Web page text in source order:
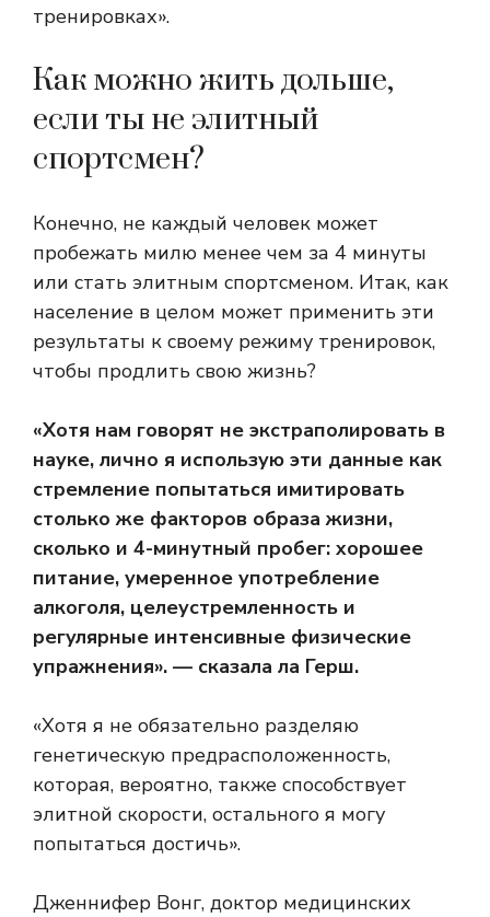
тренировках».
Как можно жить дольше,
если ты не элитный
спортсмен?
Конечно, не каждый человек может
пробежать милю менее чем за 4 минуты
или стать элитным спортсменом. Итак, как
население в целом может применить эти
результаты к своему режиму тренировок,
чтобы продлить свою жизнь?
«Хотя нам говорят не экстраполировать в
науке, лично я использую эти данные как
стремление попытаться имитировать
столько же факторов образа жизни,
сколько и 4-минутный пробег: хорошее
питание, умеренное употребление
алкоголя, целеустремленность и
регулярные интенсивные физические
упражнения». — сказала ла Герш.
«Хотя я не обязательно разделяю
генетическую предрасположенность,
которая, вероятно, также способствует
элитной скорости, остального я могу
попытаться достичь».
Дженнифер Вонг, доктор медицинских